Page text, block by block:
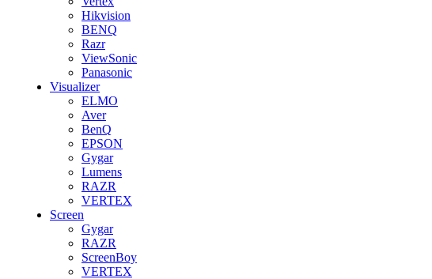
Hikvision
BENQ
Razr
ViewSonic
Panasonic
Visualizer
ELMO
Aver
BenQ
EPSON
Gygar
Lumens
RAZR
VERTEX
Screen
Gygar
RAZR
ScreenBoy
VERTEX